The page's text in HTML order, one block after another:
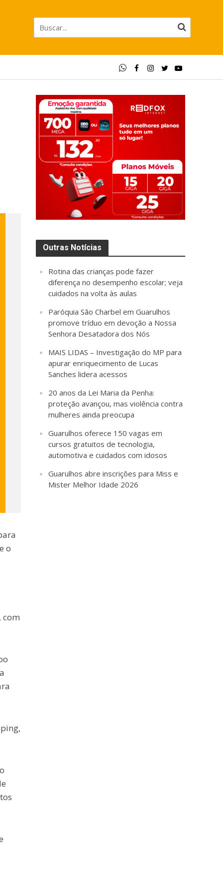
o
com
Outras Notícias
Rotina das crianças pode fazer
diferença no desempenho escolar; veja
cuidados na volta às aulas
Paróquia São Charbel em Guarulhos
promove tríduo em devoção a Nossa
Senhora Desatadora dos Nós
MAIS LIDAS – Investigação do MP para
apurar enriquecimento de Lucas
Sanches lidera acessos
20 anos da Lei Maria da Penha:
proteção avançou, mas violência contra
mulheres ainda preocupa
Guarulhos oferece 150 vagas em
cursos gratuitos de tecnologia,
automotiva e cuidados com idosos
Guarulhos abre inscrições para Miss e
Mister Melhor Idade 2026